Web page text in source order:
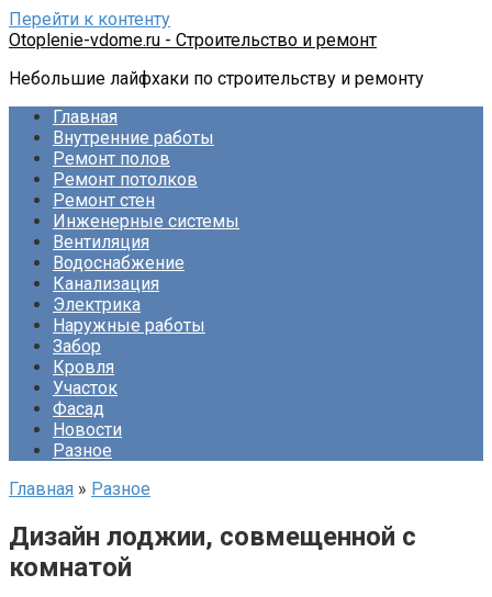
Перейти к контенту
Otoplenie-vdome.ru - Строительство и ремонт
Небольшие лайфхаки по строительству и ремонту
Главная
Внутренние работы
Ремонт полов
Ремонт потолков
Ремонт стен
Инженерные системы
Вентиляция
Водоснабжение
Канализация
Электрика
Наружные работы
Забор
Кровля
Участок
Фасад
Новости
Разное
Главная » Разное
Дизайн лоджии, совмещенной с
комнатой